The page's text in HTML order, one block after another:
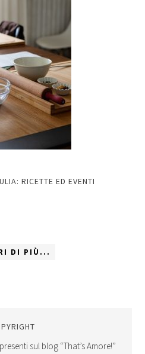
RICETTE ED EVENTI
DI PIÙ...
sul blog “That’s Amore!”